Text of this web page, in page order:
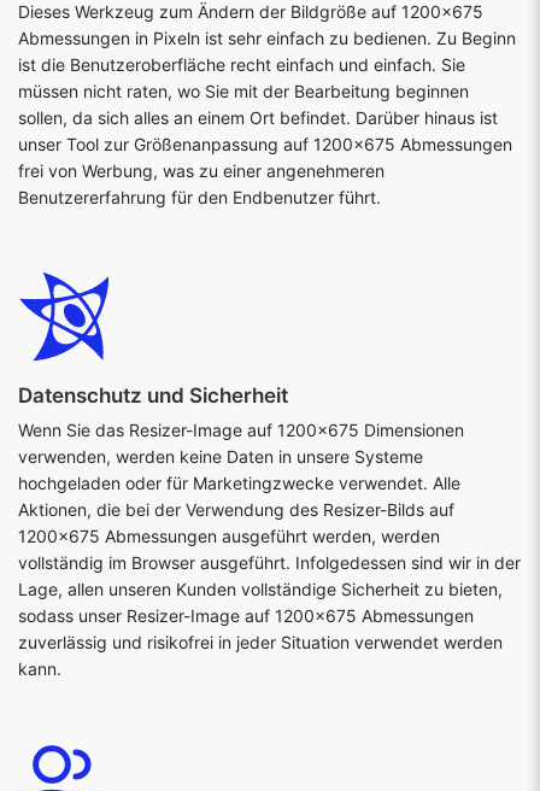
Dieses Werkzeug zum Ändern der Bildgröße auf 1200x675
Abmessungen in Pixeln ist sehr einfach zu bedienen. Zu Beginn
ist die Benutzeroberfläche recht einfach und einfach. Sie
müssen nicht raten, wo Sie mit der Bearbeitung beginnen
sollen, da sich alles an einem Ort befindet. Darüber hinaus ist
unser Tool zur Größenanpassung auf 1200x675 Abmessungen
frei von Werbung, was zu einer angenehmeren
Benutzererfahrung für den Endbenutzer führt.
Datenschutz und Sicherheit
Wenn Sie das Resizer-Image auf 1200x675 Dimensionen
verwenden, werden keine Daten in unsere Systeme
hochgeladen oder für Marketingzwecke verwendet. Alle
Aktionen, die bei der Verwendung des Resizer-Bilds auf
1200x675 Abmessungen ausgeführt werden, werden
vollständig im Browser ausgeführt. Infolgedessen sind wir in der
Lage, allen unseren Kunden vollständige Sicherheit zu bieten,
sodass unser Resizer-Image auf 1200x675 Abmessungen
zuverlässig und risikofrei in jeder Situation verwendet werden
kann.